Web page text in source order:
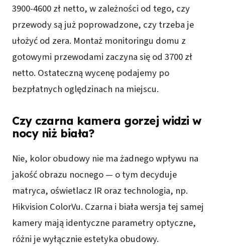
3900-4600 zł netto, w zależności od tego, czy
przewody są już poprowadzone, czy trzeba je
ułożyć od zera. Montaż monitoringu domu z
gotowymi przewodami zaczyna się od 3700 zł
netto. Ostateczną wycenę podajemy po
bezpłatnych oględzinach na miejscu.
Czy czarna kamera gorzej widzi w
nocy niż biała?
Nie, kolor obudowy nie ma żadnego wpływu na
jakość obrazu nocnego — o tym decyduje
matryca, oświetlacz IR oraz technologia, np.
Hikvision ColorVu. Czarna i biała wersja tej samej
kamery mają identyczne parametry optyczne,
różni je wyłącznie estetyka obudowy.